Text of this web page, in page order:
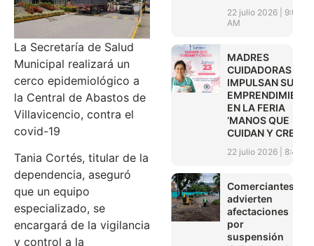
La Secretaría de Salud
Municipal realizará un
cerco epidemiológico a
la Central de Abastos de
Villavicencio, contra el
covid-19
Tania Cortés, titular de la
dependencia, aseguró
que un equipo
especializado, se
encargará de la vigilancia
y control a la
22 julio 2026
9:01
AM
MADRES
CUIDADORAS
IMPULSAN SUS
EN LA FERIA
‘MANOS QUE
CUIDAN Y CREAN’
22 julio 2026 8:45
Comerciantes
advierten
afectaciones
por
suspensión